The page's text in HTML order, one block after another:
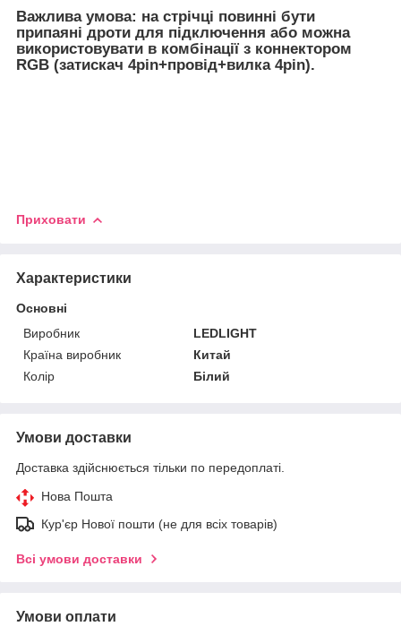
Важлива умова: на стрічці повинні бути
припаяні дроти для підключення або можна
використовувати в комбінації з коннектором
RGB (затискач 4pin+провід+вилка 4pin).
Приховати
Характеристики
Основні
Виробник
LEDLIGHT
Країна виробник
Китай
Колір
Білий
Умови доставки
Доставка здійснюється тільки по передоплаті.
Нова Пошта
Кур'єр Нової пошти (не для всіх товарів)
Всі умови доставки
Умови оплати